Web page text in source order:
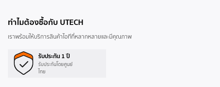
ทำไมต้องซื้อกับ UTECH
เราพร้อมให้บริการสินค้าไอทีที่หลากหลายและมีคุณภาพ
รับประกัน 1 ปี
รับประกันโดยศูนย์
ไทย